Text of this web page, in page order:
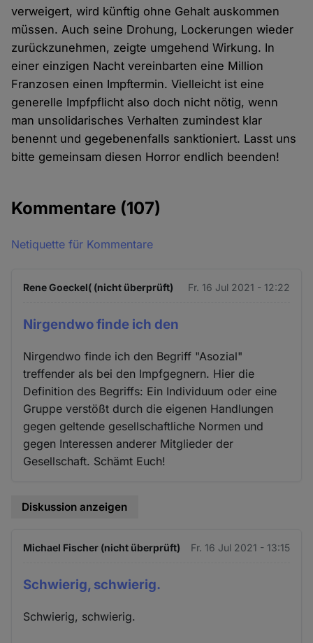
verweigert, wird künftig ohne Gehalt auskommen
müssen. Auch seine Drohung, Lockerungen wieder
zurückzunehmen, zeigte umgehend Wirkung. In
einer einzigen Nacht vereinbarten eine Million
Franzosen einen Impftermin. Vielleicht ist eine
generelle Impfpflicht also doch nicht nötig, wenn
man unsolidarisches Verhalten zumindest klar
benennt und gegebenenfalls sanktioniert. Lasst uns
bitte gemeinsam diesen Horror endlich beenden!
Kommentare (107)
Netiquette für Kommentare
Rene Goeckel( (nicht überprüft) Fr. 16 Jul 2021 - 12:22
Nirgendwo finde ich den
Nirgendwo finde ich den Begriff "Asozial"
treffender als bei den Impfgegnern. Hier die
Definition des Begriffs: Ein Individuum oder eine
Gruppe verstößt durch die eigenen Handlungen
gegen geltende gesellschaftliche Normen und
gegen Interessen anderer Mitglieder der
Gesellschaft. Schämt Euch!
Diskussion anzeigen
Michael Fischer (nicht überprüft) Fr. 16 Jul 2021 - 13:15
Schwierig, schwierig.
Schwierig, schwierig.